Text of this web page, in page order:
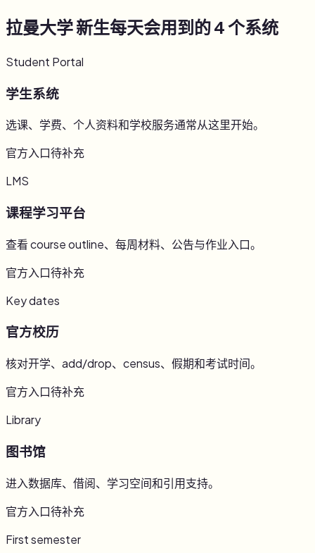
拉曼大学 新生每天会用到的 4 个系统
Student Portal
学生系统
选课、学费、个人资料和学校服务通常从这里开始。
官方入口待补充
LMS
课程学习平台
查看 course outline、每周材料、公告与作业入口。
官方入口待补充
Key dates
官方校历
核对开学、add/drop、census、假期和考试时间。
官方入口待补充
Library
图书馆
进入数据库、借阅、学习空间和引用支持。
官方入口待补充
First semester